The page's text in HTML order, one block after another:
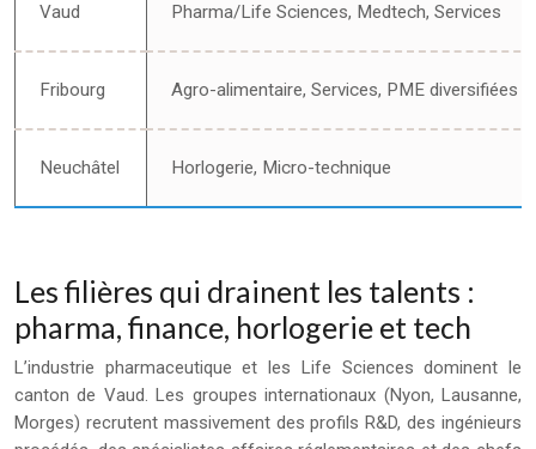
Vaud Pharma/Life Sciences, Medtech, Services
Fribourg Agro-alimentaire, Services, PME diversifiées
Neuchâtel Horlogerie, Micro-technique
Les filières qui drainent les talents :
pharma, finance, horlogerie et tech
L’industrie pharmaceutique et les Life Sciences dominent le
canton de Vaud. Les groupes internationaux (Nyon, Lausanne,
Morges) recrutent massivement des profils R&D, des ingénieurs